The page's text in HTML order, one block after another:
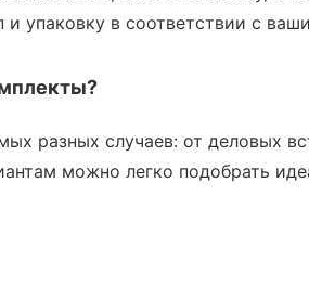
упаковку в соответствии с
разных случаев: от деловых
можно легко подобрать